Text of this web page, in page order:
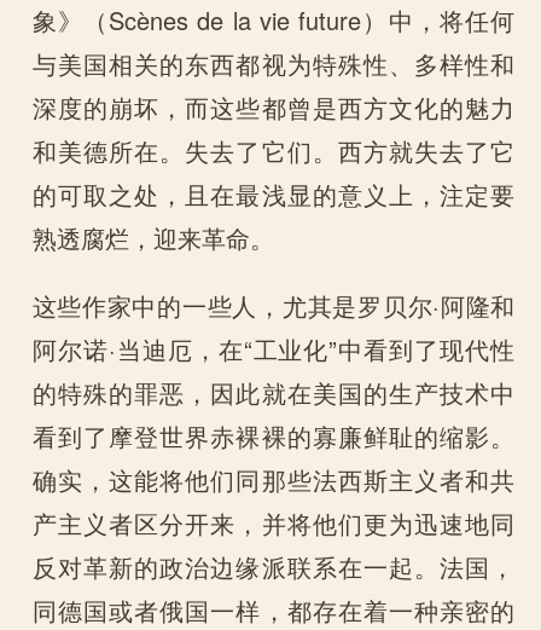
象》（Scènes de la vie future）中，将任何
与美国相关的东西都视为特殊性、多样性和
深度的崩坏，而这些都曾是西方文化的魅力
和美德所在。失去了它们。西方就失去了它
的可取之处，且在最浅显的意义上，注定要
熟透腐烂，迎来革命。
这些作家中的一些人，尤其是罗贝尔·阿隆和
阿尔诺·当迪厄，在“工业化”中看到了现代性
的特殊的罪恶，因此就在美国的生产技术中
看到了摩登世界赤裸裸的寡廉鲜耻的缩影。
确实，这能将他们同那些法西斯主义者和共
产主义者区分开来，并将他们更为迅速地同
反对革新的政治边缘派联系在一起。法国，
同德国或者俄国一样，都存在着一种亲密的